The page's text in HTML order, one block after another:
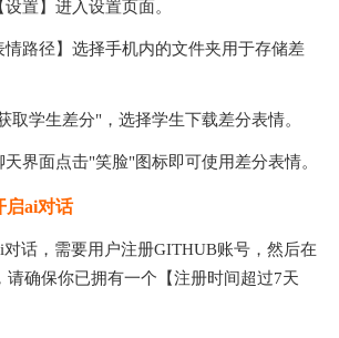
置】进入设置页面。
情路径】选择手机内的文件夹用于存储差
取学生差分"，选择学生下载差分表情。
界面点击"笑脸"图标即可使用差分表情。
启ai对话
话，需要用户注册GITHUB账号，然后在
请确保你已拥有一个【注册时间超过7天